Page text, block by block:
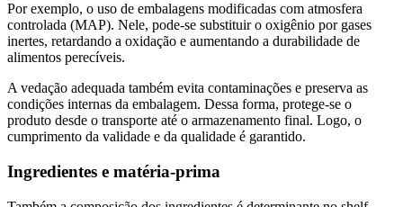
Por exemplo, o uso de embalagens modificadas com atmosfera
controlada (MAP). Nele, pode-se substituir o oxigênio por gases
inertes, retardando a oxidação e aumentando a durabilidade de
alimentos perecíveis.
A vedação adequada também evita contaminações e preserva as
condições internas da embalagem. Dessa forma, protege-se o
produto desde o transporte até o armazenamento final. Logo, o
cumprimento da validade e da qualidade é garantido​.
Ingredientes e matéria-prima